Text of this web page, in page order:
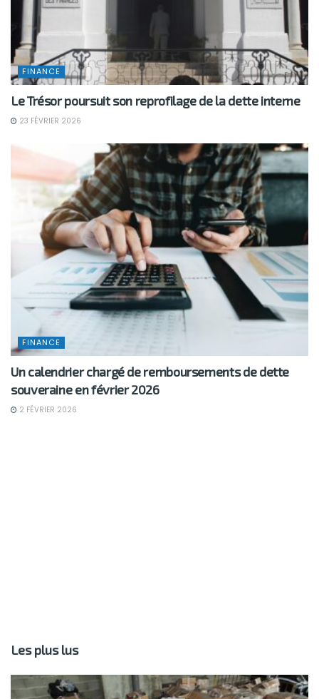
FINANCE
Le Trésor poursuit son reprofilage de la dette interne
23 FÉVRIER 2026
FINANCE
Un calendrier chargé de remboursements de dette
souveraine en février 2026
2 FÉVRIER 2026
Les plus lus